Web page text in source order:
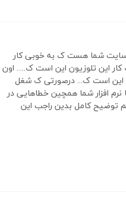
سایت شما هست ک به خوبی کار
این تلوزیون این است ک..... اون
این است ک... درصورتی ک شغل
نرم افزار شما همچین خطاهایی در
توضیح کامل بدین راجب این